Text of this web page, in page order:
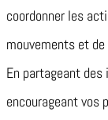
coordonner les
mouvements et de
En partageant
encourageant vos